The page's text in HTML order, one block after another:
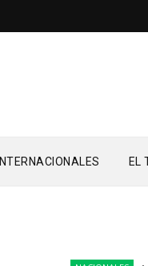
INTERNACIONALES EL